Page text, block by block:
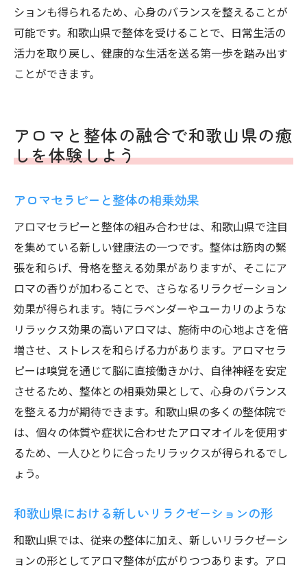
ションも得られるため、心身のバランスを整えることが
可能です。和歌山県で整体を受けることで、日常生活の
活力を取り戻し、健康的な生活を送る第一歩を踏み出す
ことができます。
アロマと整体の融合で和歌山県の癒
しを体験しよう
アロマセラピーと整体の相乗効果
アロマセラピーと整体の組み合わせは、和歌山県で注目
を集めている新しい健康法の一つです。整体は筋肉の緊
張を和らげ、骨格を整える効果がありますが、そこにア
ロマの香りが加わることで、さらなるリラクゼーション
効果が得られます。特にラベンダーやユーカリのような
リラックス効果の高いアロマは、施術中の心地よさを倍
増させ、ストレスを和らげる力があります。アロマセラ
ピーは嗅覚を通じて脳に直接働きかけ、自律神経を安定
させるため、整体との相乗効果として、心身のバランス
を整える力が期待できます。和歌山県の多くの整体院で
は、個々の体質や症状に合わせたアロマオイルを使用す
るため、一人ひとりに合ったリラックスが得られるでし
ょう。
和歌山県における新しいリラクゼーションの形
和歌山県では、従来の整体に加え、新しいリラクゼーシ
ョンの形としてアロマ整体が広がりつつあります。アロ